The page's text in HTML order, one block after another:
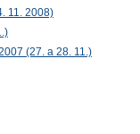
11. 2008)
(27. a 28. 11.)